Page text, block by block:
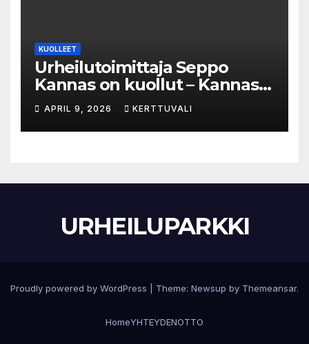
KUOLLEET
Urheilutoimittaja Seppo
Kannas on kuollut – Kannas
oli kuollessaan 92-vuotias
APRIL 9, 2026 KERTTUVALI
URHEILUPARKKI
Proudly powered by WordPress Theme: Newsup by Themeansar.
HomeYHTEYDENOTTO